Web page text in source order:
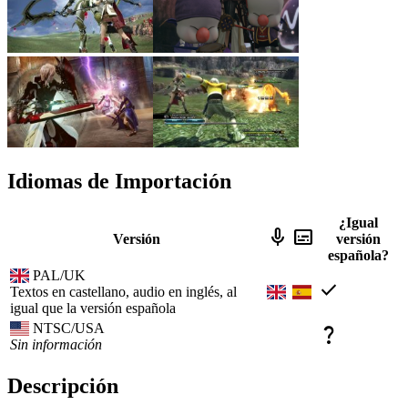
Idiomas de Importación
Versión mic subtitles
¿Igual
versión
española?
PAL/UK
Textos en castellano, audio en inglés, al
igual que la versión española
check
NTSC/USA
Sin información
question_mark
Descripción